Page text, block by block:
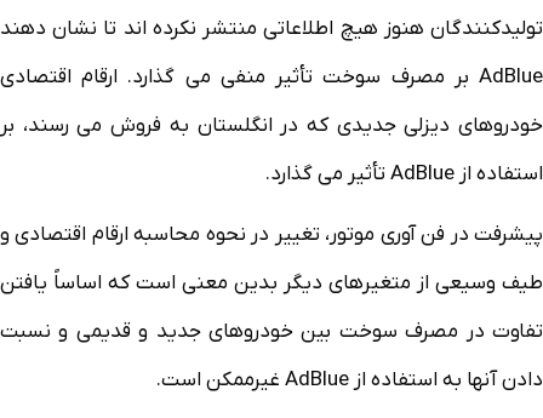
تولیدکنندگان هنوز هیچ اطلاعاتی منتشر نکرده اند تا نشان دهند
AdBlue بر مصرف سوخت تأثیر منفی می گذارد. ارقام اقتصادی
خودروهای دیزلی جدیدی که در انگلستان به فروش می رسند، بر
استفاده از AdBlue تأثیر می گذارد.
پیشرفت در فن آوری موتور، تغییر در نحوه محاسبه ارقام اقتصادی و
طیف وسیعی از متغیرهای دیگر بدین معنی است که اساساً یافتن
تفاوت در مصرف سوخت بین خودروهای جدید و قدیمی و نسبت
دادن آنها به استفاده از AdBlue غیرممکن است.